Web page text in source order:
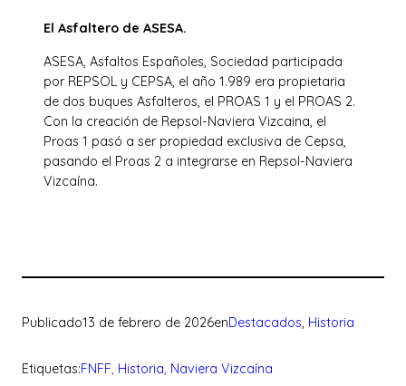
El Asfaltero de ASESA.
ASESA, Asfaltos Españoles, Sociedad participada
por REPSOL y CEPSA, el año 1.989 era propietaria
de dos buques Asfalteros, el PROAS 1 y el PROAS 2.
Con la creación de Repsol-Naviera Vizcaina, el
Proas 1 pasó a ser propiedad exclusiva de Cepsa,
pasando el Proas 2 a integrarse en Repsol-Naviera
Vizcaína.
Publicado13 de febrero de 2026enDestacados, Historia
Etiquetas:FNFF, Historia, Naviera Vizcaína